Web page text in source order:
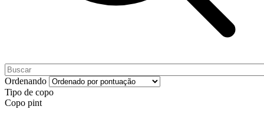
Ordenando
Tipo de copo
Copo pint